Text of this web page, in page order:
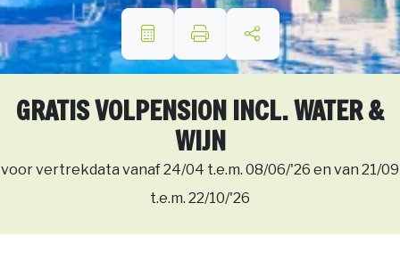
GRATIS VOLPENSION INCL. WATER &
WIJN
voor vertrekdata vanaf 24/04 t.e.m. 08/06/'26 en van 21/09
t.e.m. 22/10/'26